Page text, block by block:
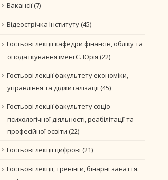
Вакансії(7)
Відеострічка Інституту(45)
Гостьові лекції кафедри фінансів, обліку та
оподаткування імені С. Юрія (22)
Гостьові лекції факультету економіки,
управління та діджиталізації(45)
Гостьові лекції факультету соціо-
психологічної діяльності, реабілітації та
професійної освіти (22)
Гостьові лекції цифрові (21)
Гостьові лекції, тренінги, бінарні занаття.